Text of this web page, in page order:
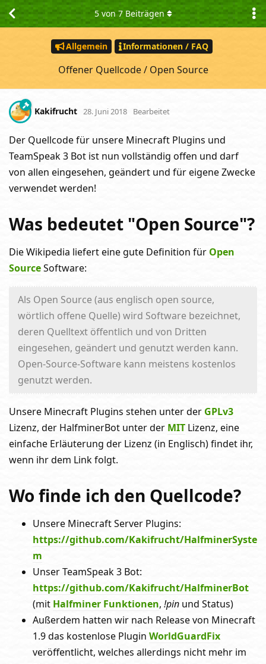
Allgemein Informationen / FAQ
Offener Quellcode / Open Source
5von 7Beiträgen
Kakifrucht 28. Juni 2018 Bearbeitet
Der Quellcode für unsere Minecraft Plugins und
TeamSpeak 3 Bot ist nun vollständig offen und darf
von allen eingesehen, geändert und für eigene Zwecke
verwendet werden!
Was bedeutet "Open Source"?
Die Wikipedia liefert eine gute Definition für Open
SourceSoftware:
Als Open Source (aus englisch open source,
wörtlich offene Quelle) wird Software bezeichnet,
deren Quelltext öffentlich und von Dritten
eingesehen, geändert und genutzt werden kann.
Open-Source-Software kann meistens kostenlos
genutzt werden.
Unsere Minecraft Plugins stehen unter der GPLv3
Lizenz, der HalfminerBot unter der MIT Lizenz, eine
einfache Erläuterung der Lizenz (in Englisch) findet ihr,
wenn ihr dem Link folgt.
Wo finde ich den Quellcode?
Unsere Minecraft Server Plugins:
https://github.com/Kakifrucht/HalfminerSyste
m
Unser TeamSpeak 3 Bot:
https://github.com/Kakifrucht/HalfminerBot
(mit Halfminer Funktionen, !pin und Status)
Außerdem hatten wir nach Release von Minecraft
1.9 das kostenlose Plugin WorldGuardFix
veröffentlicht, welches allerdings nicht mehr im